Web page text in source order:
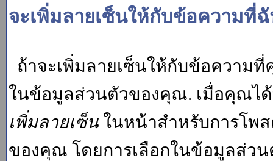
จะเพิ่มลายเซ็นให้กับข้อความที่
ถ้าจะเพิ่มลายเซ็นให้กับข้อความ
ในข้อมูลส่วนตัวของคุณ. เมื่อคุณไ
เพิ่มลายเซ็น ในหน้าสำหรับการโพ
ของคุณ โดยการเลือกในข้อมูลส่ว